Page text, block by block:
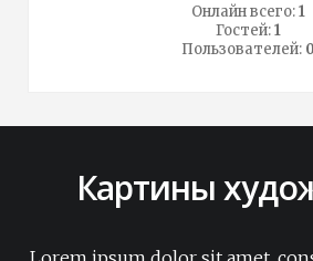
Онлайн всего:1
Гостей:1
Пользователей: 0
Картины